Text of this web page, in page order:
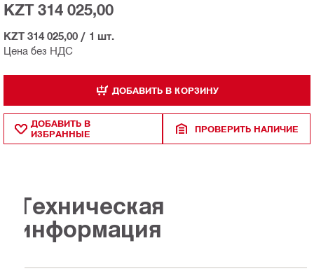
Цена без НДС
KZT 314 025,00
KZT 314 025,00 / 1 шт.
ДОБАВИТЬ В КОРЗИНУ
ДОБАВИТЬ В
ИЗБРАННЫЕ
ПРОВЕРИТЬ НАЛИЧИЕ
Техническая
информация